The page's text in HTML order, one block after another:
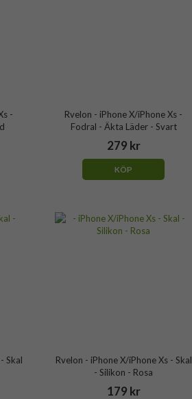
-
Rvelon - iPhone X/iPhone Xs -
Fodral - Äkta Läder - Svart
279 kr
KÖP
Skal
Rvelon - iPhone X/iPhone Xs - Skal
- Silikon - Rosa
179 kr